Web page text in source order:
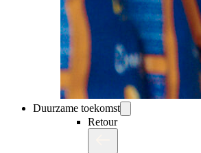
Duurzame toekomst
Retour